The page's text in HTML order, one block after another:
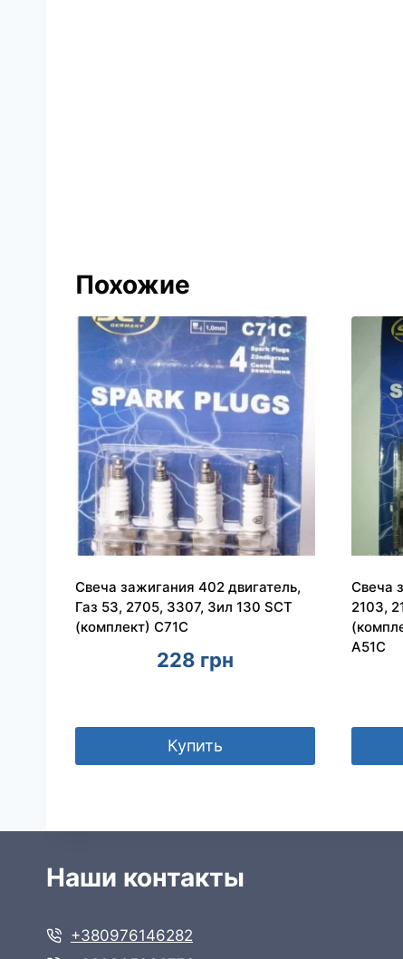
Похожие
Свеча зажигания 402 двигатель,
Газ 53, 2705, 3307, Зил 130 SCT
(комплект) C71C
228 грн
Купить
Свеча
2103,
A51C
Наши контакты
+380976146282